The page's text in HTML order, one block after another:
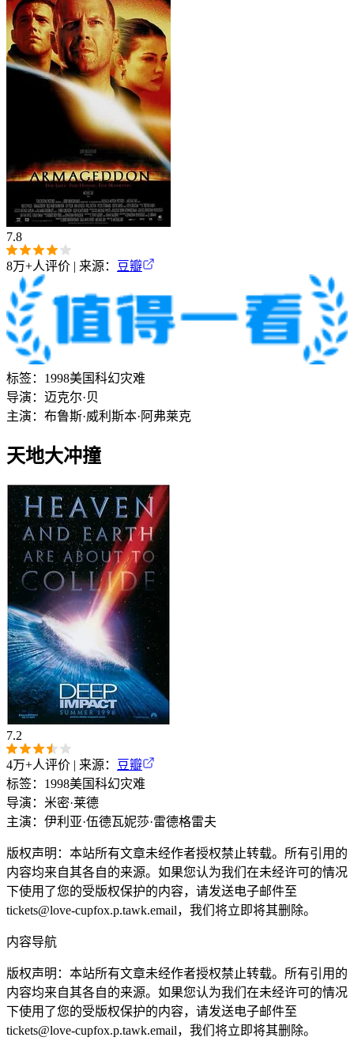
7.8
8万+人评价 | 来源： 豆瓣
标签： 1998美国科幻灾难
导演： 迈克尔·贝
主演： 布鲁斯·威利斯本·阿弗莱克
天地大冲撞
7.2
4万+人评价 | 来源：
豆瓣
标签： 1998美国科幻灾难
导演： 米密·莱德
主演： 伊利亚·伍德瓦妮莎·雷德格雷夫
版权声明：本站所有文章未经作者授权禁止转载。所有引用的
内容均来自其各自的来源。如果您认为我们在未经许可的情况
下使用了您的受版权保护的内容，请发送电子邮件至
tickets@love-cupfox.p.tawk.email，我们将立即将其删除。
内容导航
版权声明：本站所有文章未经作者授权禁止转载。所有引用的
内容均来自其各自的来源。如果您认为我们在未经许可的情况
下使用了您的受版权保护的内容，请发送电子邮件至
tickets@love-cupfox.p.tawk.email，我们将立即将其删除。